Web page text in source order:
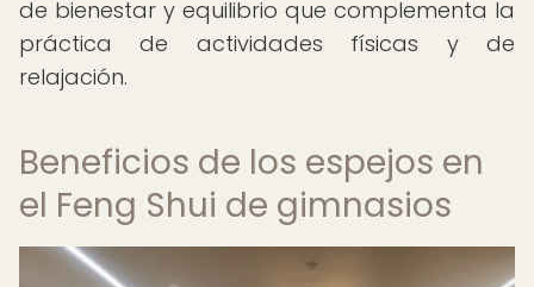
de bienestar y equilibrio que complementa la
práctica de actividades físicas y de
relajación.
Beneficios de los espejos en
el Feng Shui de gimnasios